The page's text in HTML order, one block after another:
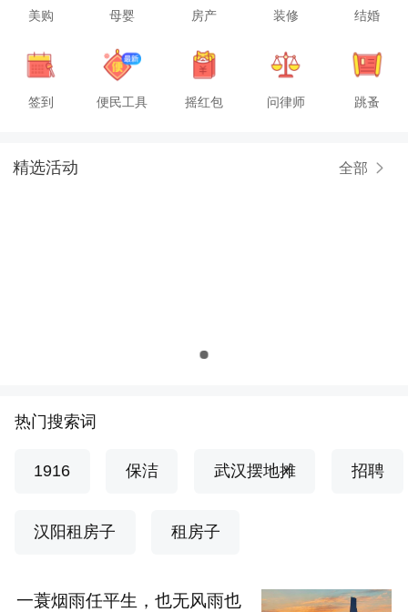
美购 母婴 房产 装修 结婚
签到 便民工具 摇红包 问律师 跳蚤
精选活动 全部
热门搜索词
1916 保洁 武汉摆地摊 招聘
汉阳租房子 租房子
一蓑烟雨任平生，也无风雨也